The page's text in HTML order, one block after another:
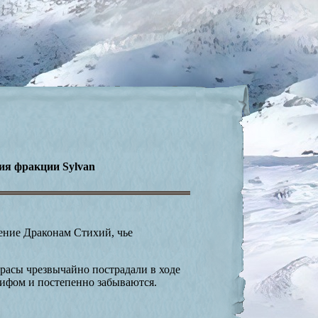
фракции Sylvan
Драконам Стихий, чье
чрезвычайно пострадали в ходе
и постепенно забываются.